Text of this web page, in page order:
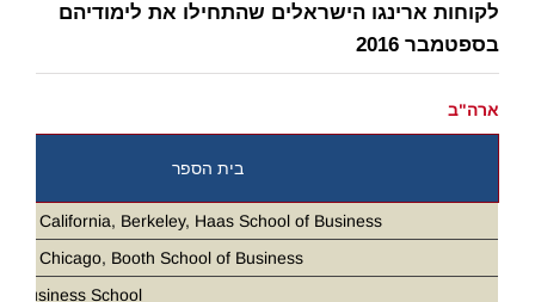
לקוחות ארינגו הישראלים שהתחילו את לימודיהם
בספטמבר 2016
ארה"ב
בית הספר
of California, Berkeley, Haas School of Business
of Chicago, Booth School of Business
Business School